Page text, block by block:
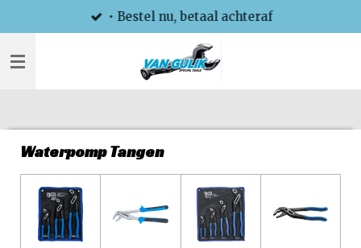
direct
naar
• Bestel nu, betaal achteraf
Waterpomp Tangen